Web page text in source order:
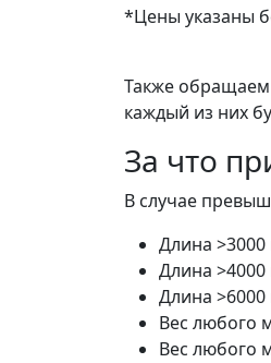
*Цены указаны
Также обращаем
каждый из них
За что
В случае
Длина
Длина
Длина
Вес любого
Вес любого